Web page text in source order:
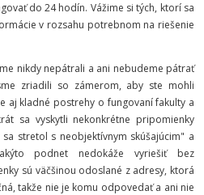
do 24 hodín. Vážime si tých, ktorí sa
v rozsahu potrebnom na riešenie
nikdy nepátrali a ani nebudeme pátrať
zriadili so zámerom, aby ste mohli
aj kladné postrehy o fungovaní fakulty a
sa vyskytli nekonkrétne pripomienky
stretol s neobjektívnym skúšajúcim" a
podnet nedokáže vyriešiť bez
sú väčšinou odoslané z adresy, ktorá
takže nie je komu odpovedať a ani nie